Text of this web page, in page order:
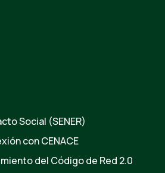
Social (SENER)
con CENACE
del Código de Red 2.0